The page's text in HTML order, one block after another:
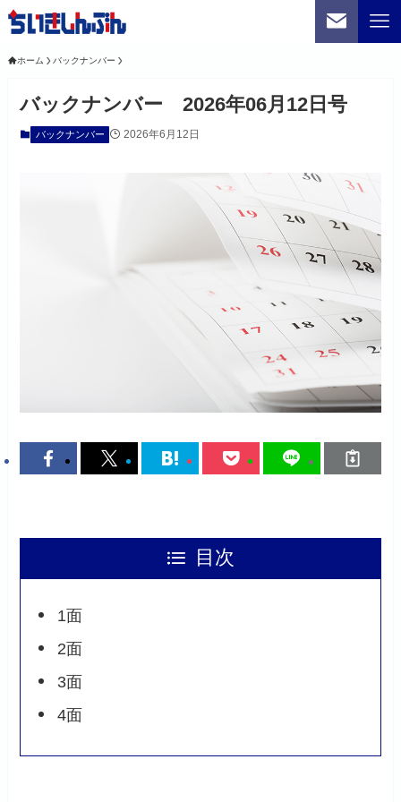
ホーム バックナンバー
バックナンバー 2026年06月12日号
バックナンバー 2026年6月12日
目次
1面
2面
3面
4面